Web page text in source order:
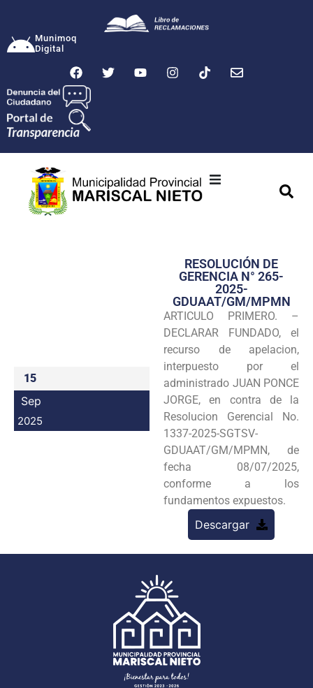
Munimoq
Digital
Transparencia
Seguridad
Programas
Intranet
15
Sep
2025
RESOLUCIÓN DE
GERENCIA N° 265-
2025-
GDUAAT/GM/MPMN
ARTICULO PRIMERO. –
DECLARAR FUNDADO, el
recurso de apelacion,
interpuesto por el
administrado JUAN PONCE
JORGE, en contra de la
Resolucion Gerencial No.
1337-2025-SGTSV-
GDUAAT/GM/MPMN, de
fecha 08/07/2025,
conforme a los
fundamentos expuestos.
Descargar